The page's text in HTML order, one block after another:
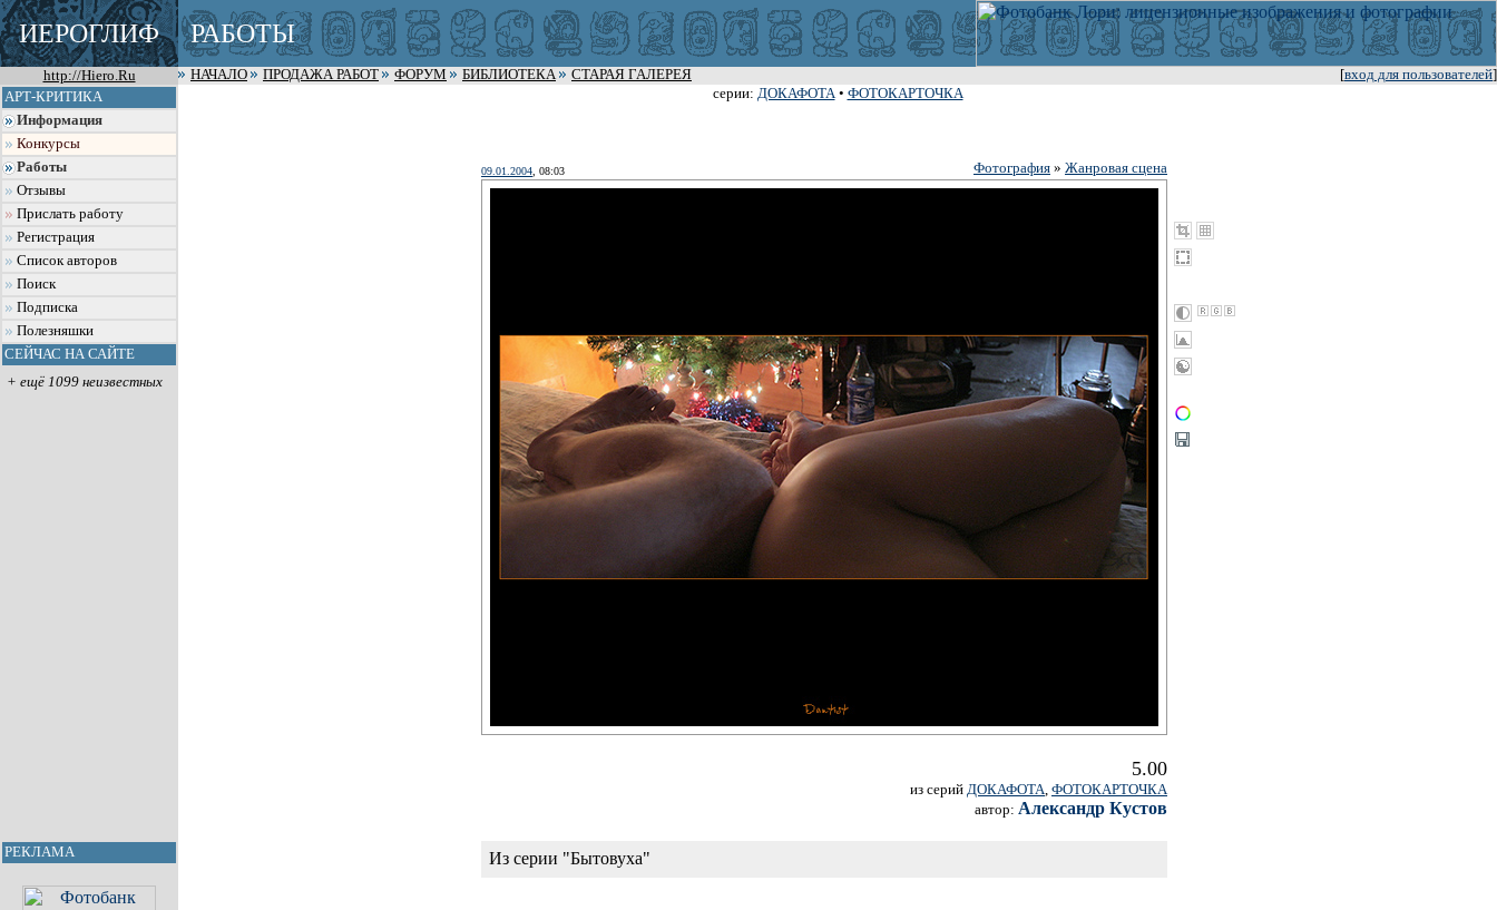
ИЕРОГЛИФ РАБОТЫ
http://Hiero.Ru [вход для пользователей]
НАЧАЛО ПРОДАЖА РАБОТ ФОРУМ БИБЛИОТЕКА
СТАРАЯ ГАЛЕРЕЯ
АРТ-КРИТИКА
Информация
Конкурсы
Работы
Отзывы
Прислать работу
Регистрация
Список авторов
Поиск
Подписка
Полезняшки
СЕЙЧАС НА САЙТЕ
+ ещё 1099 неизвестных
РЕКЛАМА
серии: ДОКАФОТА• ФОТОКАРТОЧКА
09.01.2004 , 08:03 Фотография » Жанровая сцена
5.00
из серий ДОКАФОТА, ФОТОКАРТОЧКА
автор: Александр Кустов
Из серии "Бытовуха"